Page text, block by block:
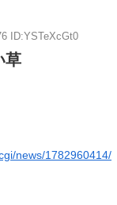
ID:YSTeXcGt0
草
news/1782960414/